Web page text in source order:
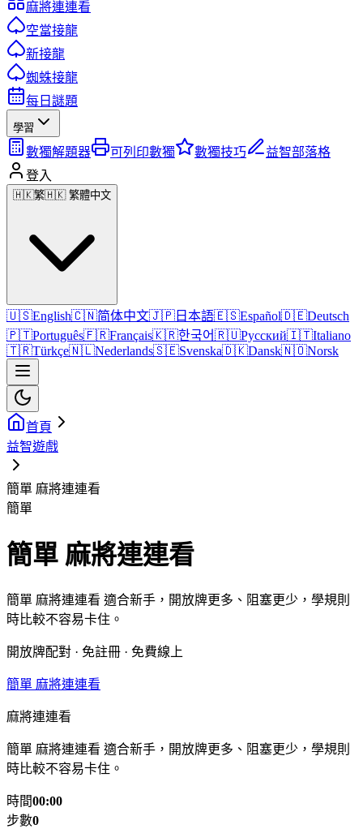
麻將連連看
空當接龍
新接龍
蜘蛛接龍
每日謎題
學習
數獨解題器 可列印數獨 數獨技巧
益智部落格
登入
🇭🇰繁🇭🇰 繁體中文
🇺🇸English🇨🇳简体中文🇯🇵 日本語🇪🇸Español🇩🇪Deutsch
🇵🇹Português🇫🇷Français🇰🇷한국어🇷🇺Русский🇮🇹Italiano
🇹🇷Türkçe🇳🇱Nederlands🇸🇪Svenska🇩🇰Dansk🇳🇴Norsk
首頁
益智遊戲
簡單 麻將連連看
簡單
簡單 麻將連連看
簡單 麻將連連看 適合新手，開放牌更多、阻塞更少，學規則
時比較不容易卡住。
開放牌配對 · 免註冊 · 免費線上
簡單 麻將連連看
麻將連連看
簡單 麻將連連看 適合新手，開放牌更多、阻塞更少，學規則
時比較不容易卡住。
時間00:00
步數0